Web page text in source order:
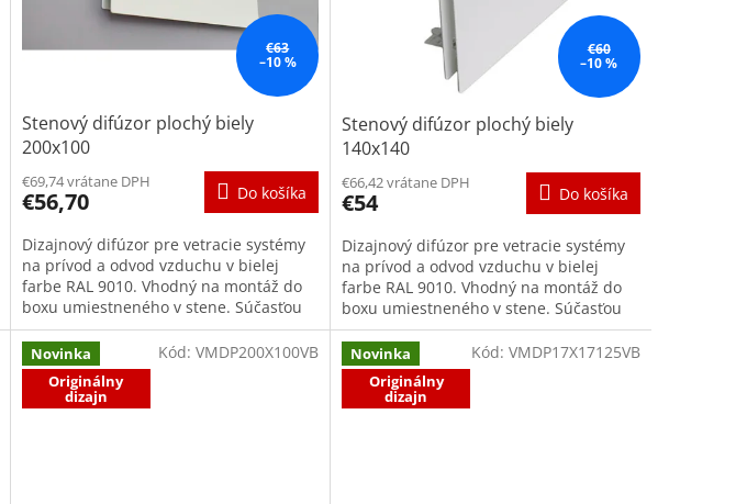
€63
–10 %
Stenový difúzor plochý biely
200x100
€69,74 vrátane DPH
€56,70 Do košíka
Dizajnový difúzor pre vetracie systémy
na prívod a odvod vzduchu v bielej
farbe RAL 9010. Vhodný na montáž do
boxu umiestneného v stene. Súčasťou
dodávky je praktický montážny...
€60
–10 %
Stenový difúzor plochý biely
140x140
€66,42 vrátane DPH
€54 Do košíka
Dizajnový difúzor pre vetracie systémy
na prívod a odvod vzduchu v bielej
farbe RAL 9010. Vhodný na montáž do
boxu umiestneného v stene. Súčasťou
dodávky je praktický montážny...
Novinka
Originálny
dizajn
Kód:VMDP200X100VB
Novinka
Originálny
dizajn
Kód: VMDP17X17125VB